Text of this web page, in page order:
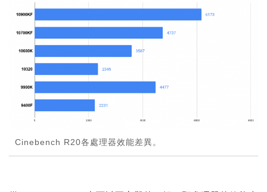
Cinebench R20各處理器效能差異。